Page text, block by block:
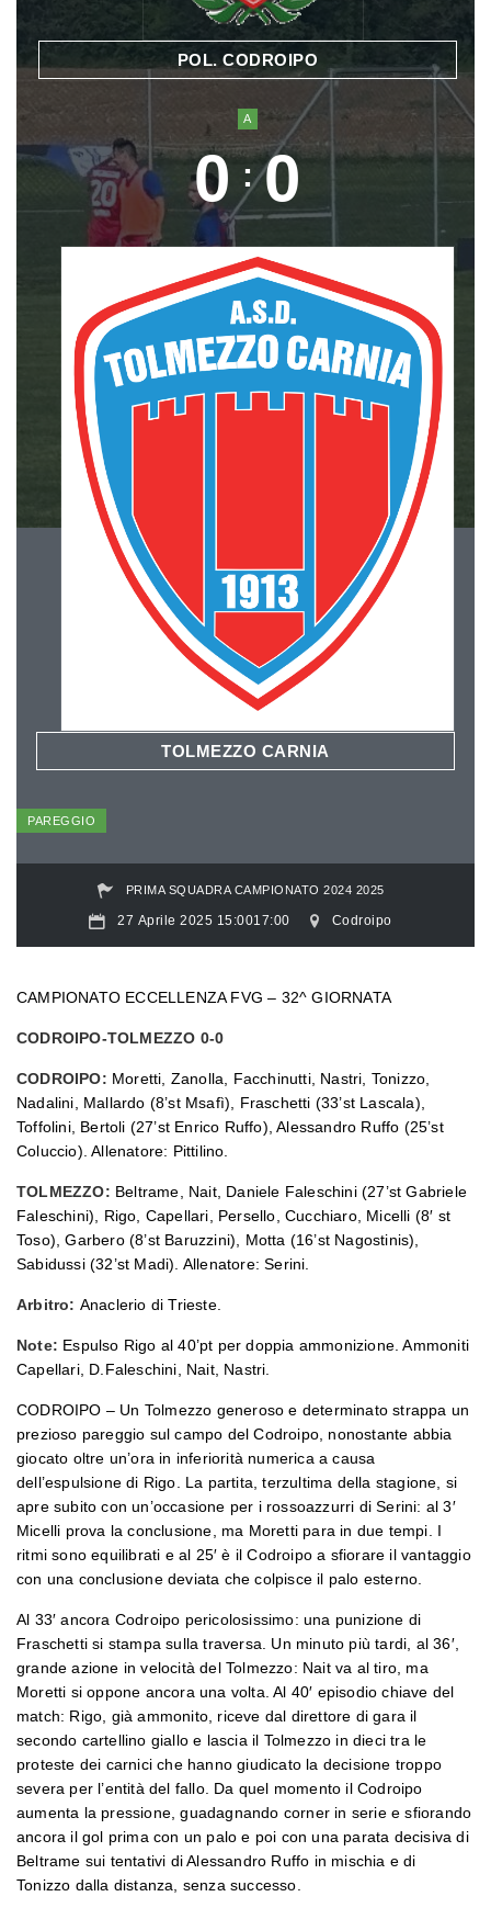
POL. CODROIPO
A
0 : 0
TOLMEZZO CARNIA
PAREGGIO
PRIMA SQUADRA CAMPIONATO 2024 2025
27 Aprile 2025 15:0017:00 Codroipo
CAMPIONATO ECCELLENZA FVG – 32^ GIORNATA
CODROIPO-TOLMEZZO 0-0
CODROIPO: Moretti, Zanolla, Facchinutti, Nastri, Tonizzo,
Nadalini, Mallardo (8’st Msafì), Fraschetti (33’st Lascala),
Toffolini, Bertoli (27’st Enrico Ruffo), Alessandro Ruffo (25’st
Coluccio). Allenatore: Pittilino.
TOLMEZZO: Beltrame, Nait, Daniele Faleschini (27’st Gabriele
Faleschini), Rigo, Capellari, Persello, Cucchiaro, Micelli (8′ st
Toso), Garbero (8’st Baruzzini), Motta (16’st Nagostinis),
Sabidussi (32’st Madi). Allenatore: Serini.
Arbitro: Anaclerio di Trieste.
Note: Espulso Rigo al 40’pt per doppia ammonizione. Ammoniti
Capellari, D.Faleschini, Nait, Nastri.
CODROIPO – Un Tolmezzo generoso e determinato strappa un
prezioso pareggio sul campo del Codroipo, nonostante abbia
giocato oltre un’ora in inferiorità numerica a causa
dell’espulsione di Rigo. La partita, terzultima della stagione, si
apre subito con un’occasione per i rossoazzurri di Serini: al 3′
Micelli prova la conclusione, ma Moretti para in due tempi. I
ritmi sono equilibrati e al 25′ è il Codroipo a sfiorare il vantaggio
con una conclusione deviata che colpisce il palo esterno.
Al 33′ ancora Codroipo pericolosissimo: una punizione di
Fraschetti si stampa sulla traversa. Un minuto più tardi, al 36′,
grande azione in velocità del Tolmezzo: Nait va al tiro, ma
Moretti si oppone ancora una volta. Al 40′ episodio chiave del
match: Rigo, già ammonito, riceve dal direttore di gara il
secondo cartellino giallo e lascia il Tolmezzo in dieci tra le
proteste dei carnici che hanno giudicato la decisione troppo
severa per l’entità del fallo. Da quel momento il Codroipo
aumenta la pressione, guadagnando corner in serie e sfiorando
ancora il gol prima con un palo e poi con una parata decisiva di
Beltrame sui tentativi di Alessandro Ruffo in mischia e di
Tonizzo dalla distanza, senza successo.